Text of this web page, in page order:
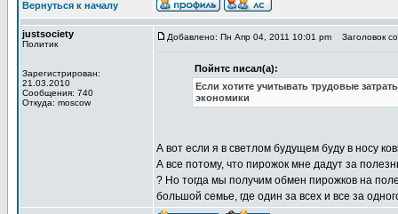
Вернуться к началу
justsociety
Политик
Зарегистрирован:
21.03.2010
Сообщения: 740
Откуда: moscow
Добавлено: Пн Апр 04, 2011 10:01 pm Заголовок
Пойнтс писал(а):
Если хотите учитывать трудовые
экономики
А вот если я в светлом будущем буду в носу
А все потому, что пирожок мне дадут за
? Но тогда мы получим обмен пирожков на
большой семье, где один за всех и все за